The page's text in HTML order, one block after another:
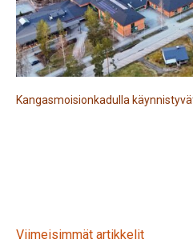
Kangasmoisionkadulla
Viimeisimmät artikkelit